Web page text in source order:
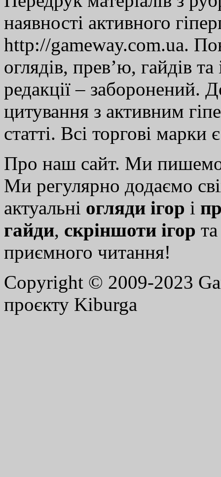
наявності активного
http://gameway.com.ua.
оглядів, прев’ю, гайдів
редакції – заборонений.
цитування з активним
статті. Всі торгові марки
Про наш сайт. Ми
Ми регулярно додаємо
актуальні огляди ігор і
гайди, скріншоти ігор
приємного читання!
Copyright © 2009-2023
проєкту Kiburga